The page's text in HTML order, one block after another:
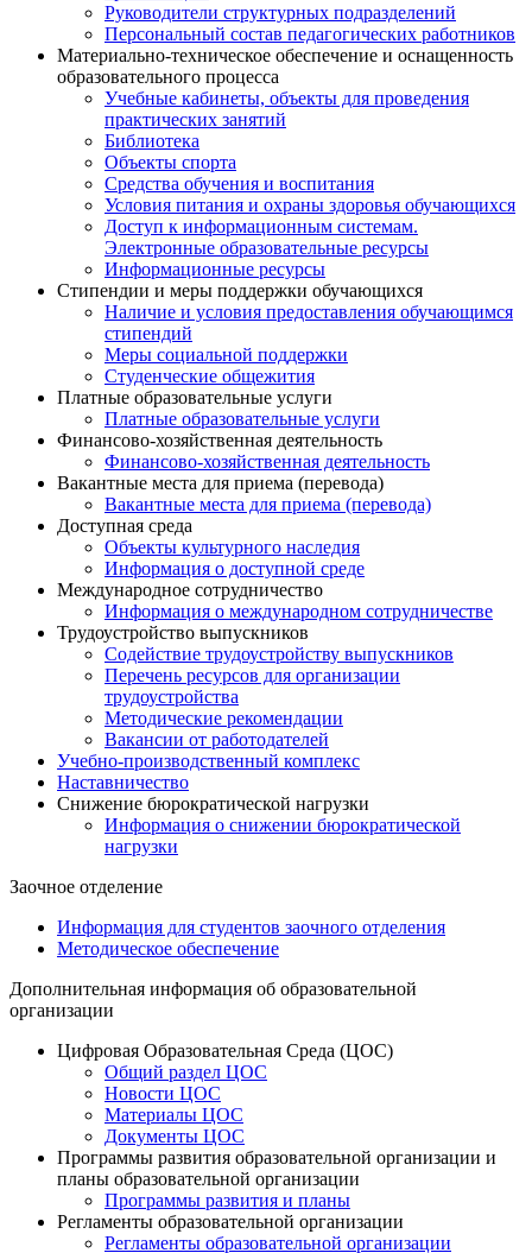
Руководители структурных подразделений
Персональный состав педагогических работников
Материально-техническое обеспечение и оснащенность
образовательного процесса
Учебные кабинеты, объекты для проведения
практических занятий
Библиотека
Объекты спорта
Средства обучения и воспитания
Условия питания и охраны здоровья обучающихся
Доступ к информационным системам.
Электронные образовательные ресурсы
Информационные ресурсы
Стипендии и меры поддержки обучающихся
Наличие и условия предоставления обучающимся
стипендий
Меры социальной поддержки
Студенческие общежития
Платные образовательные услуги
Платные образовательные услуги
Финансово-хозяйственная деятельность
Финансово-хозяйственная деятельность
Вакантные места для приема (перевода)
Вакантные места для приема (перевода)
Доступная среда
Объекты культурного наследия
Информация о доступной среде
Международное сотрудничество
Информация о международном сотрудничестве
Трудоустройство выпускников
Содействие трудоустройству выпускников
Перечень ресурсов для организации
трудоустройства
Методические рекомендации
Вакансии от работодателей
Учебно-производственный комплекс
Наставничество
Снижение бюрократической нагрузки
Информация о снижении бюрократической
нагрузки
Заочное отделение
Информация для студентов заочного отделения
Методическое обеспечение
Дополнительная информация об образовательной
организации
Цифровая Образовательная Среда (ЦОС)
Общий раздел ЦОС
Новости ЦОС
Материалы ЦОС
Документы ЦОС
Программы развития образовательной организации и
планы образовательной организации
Программы развития и планы
Регламенты образовательной организации
Регламенты образовательной организации